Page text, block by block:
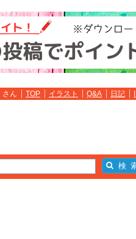
さん TOP イラスト Q&A 日記